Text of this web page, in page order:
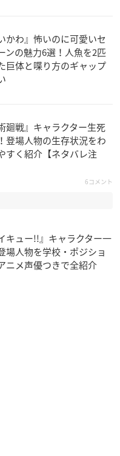
かわ』怖いのに可愛いセ
ンの魅力6選！人魚を2匹
巨体と喋り方のギャップ
廻戦』キャラクター生死
登場人物の生存状況をわ
すく紹介【ネタバレ注
6コメント
キュー!!』キャラクター一
場人物を学校・ポジショ
ニメ声優つきで全紹介